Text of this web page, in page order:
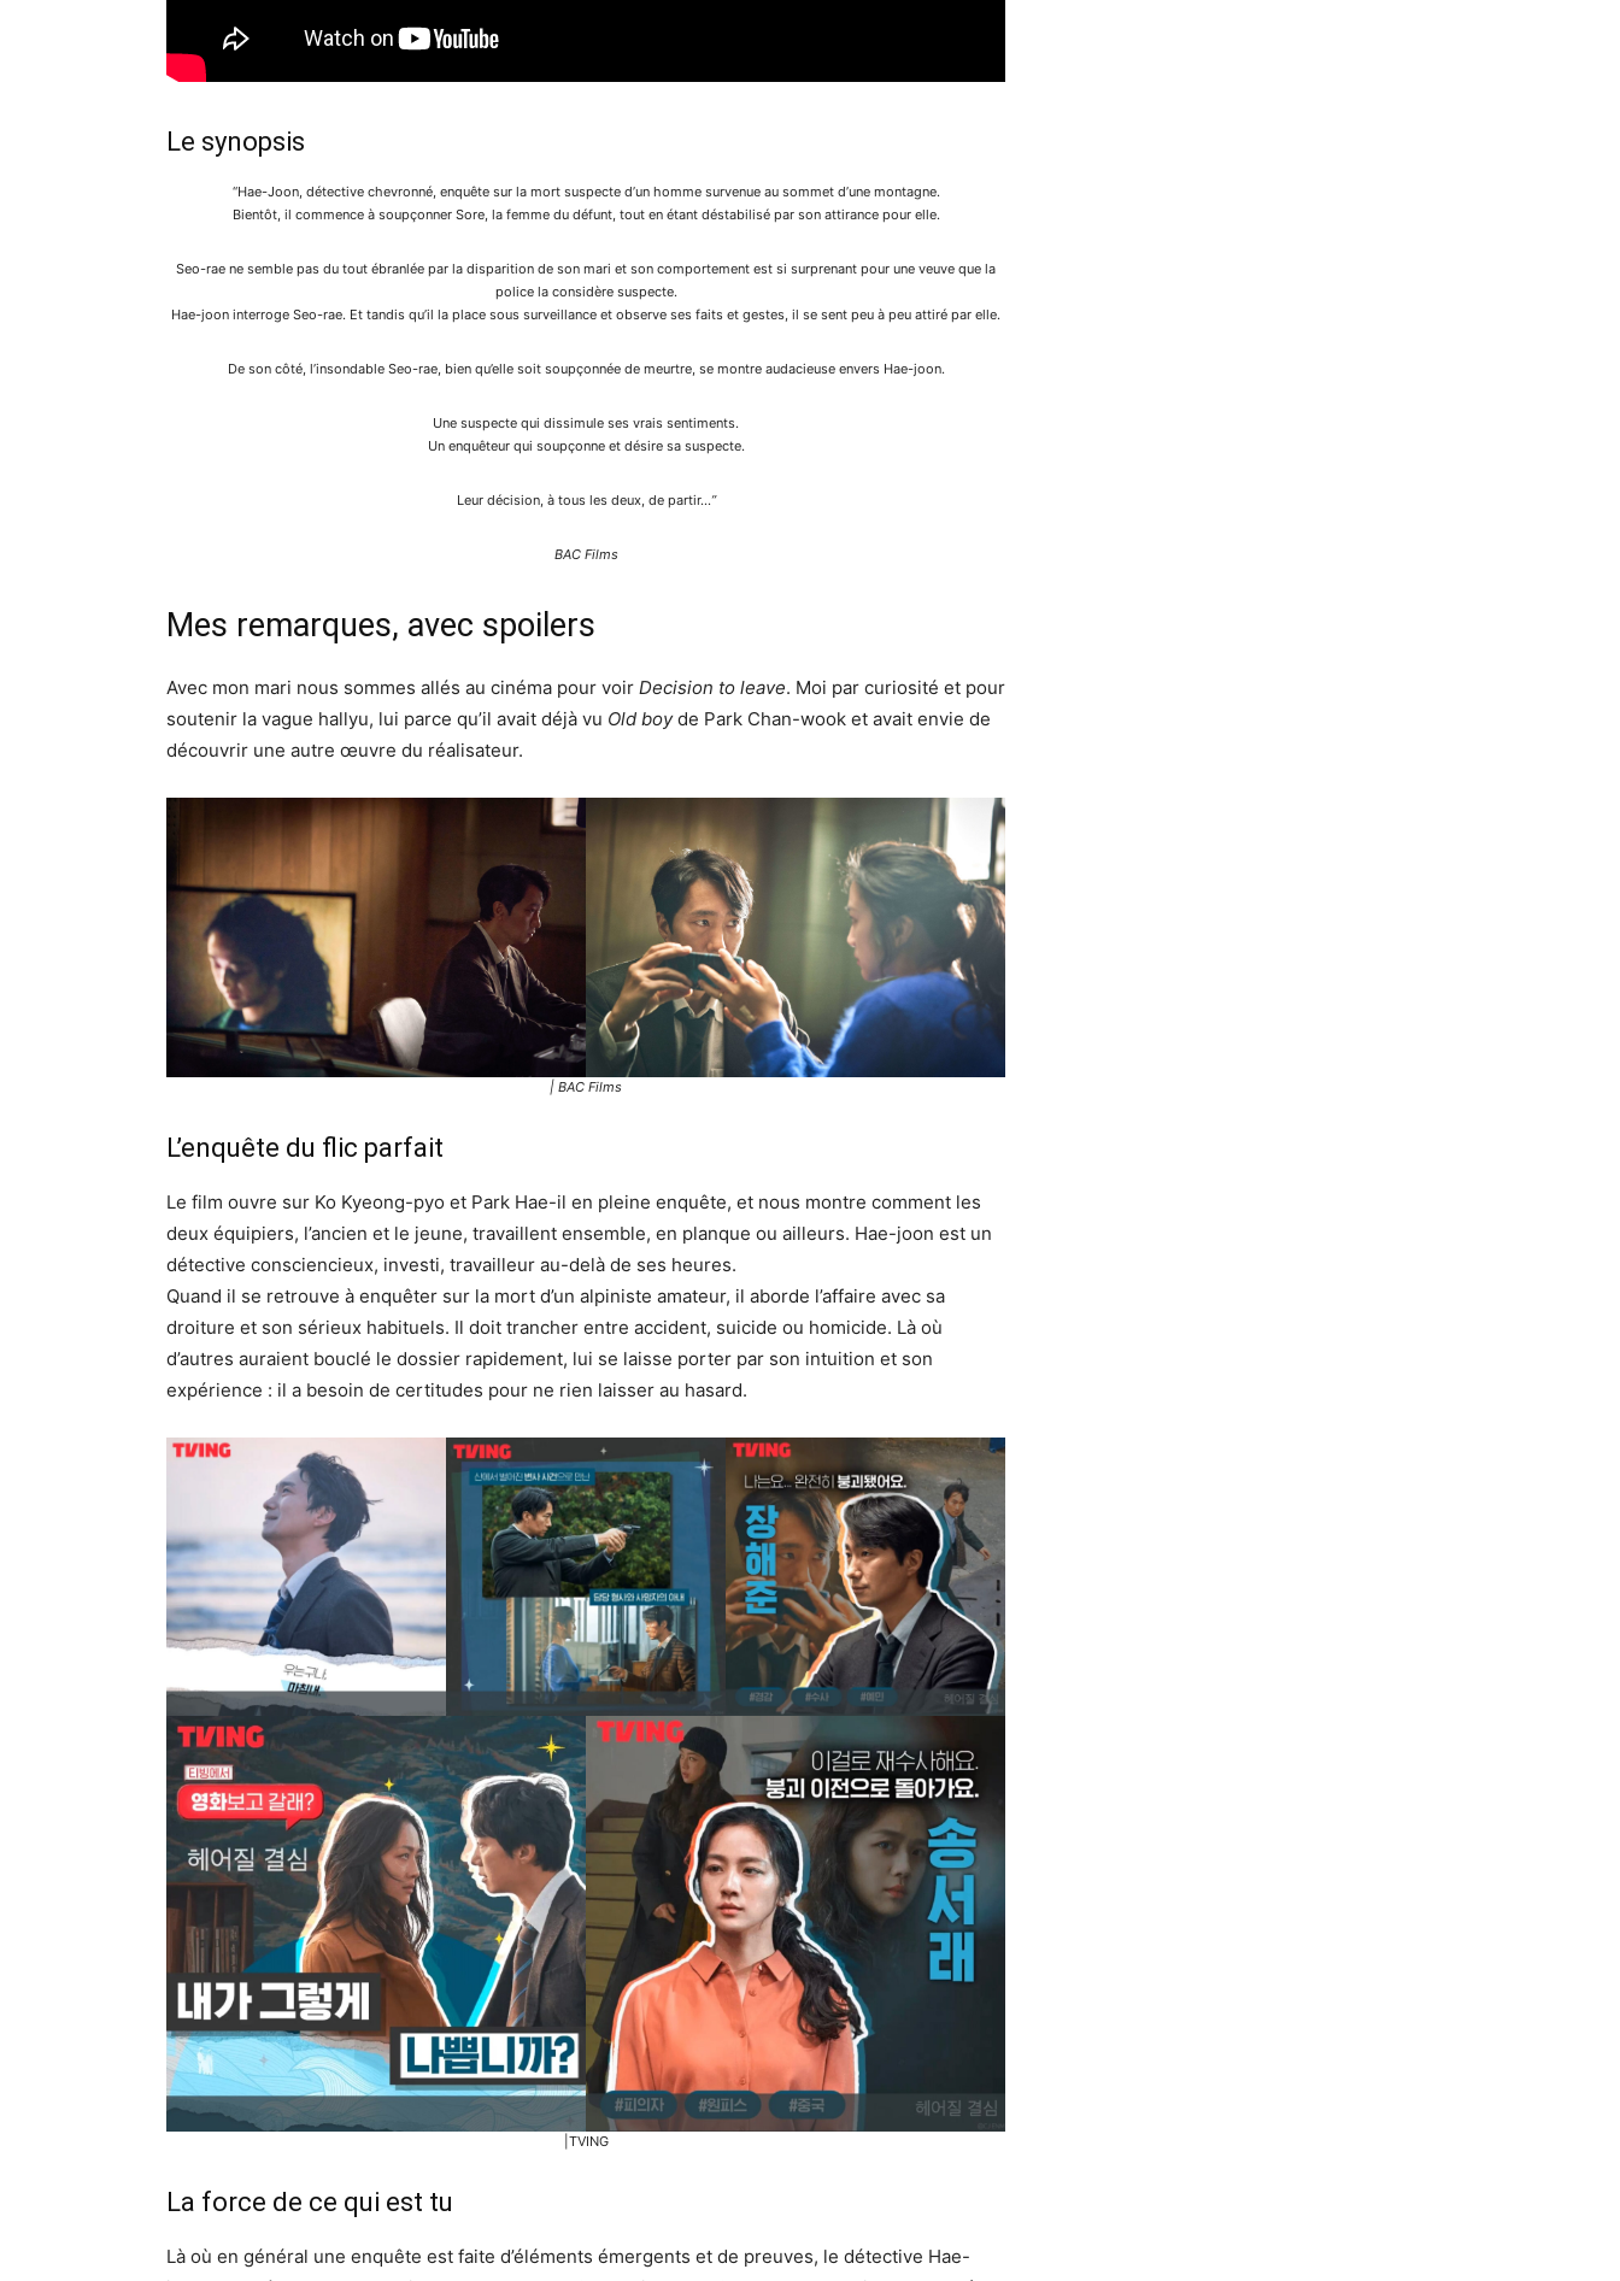
Le synopsis
“Hae-Joon, détective chevronné, enquête sur la mort suspecte d’un homme survenue au sommet d’une montagne.
Bientôt, il commence à soupçonner Sore, la femme du défunt, tout en étant déstabilisé par son attirance pour elle.
Seo-rae ne semble pas du tout ébranlée par la disparition de son mari et son comportement est si surprenant pour une veuve que la
police la considère suspecte.
Hae-joon interroge Seo-rae. Et tandis qu’il la place sous surveillance et observe ses faits et gestes, il se sent peu à peu attiré par elle.
De son côté, l’insondable Seo-rae, bien qu’elle soit soupçonnée de meurtre, se montre audacieuse envers Hae-joon.
Une suspecte qui dissimule ses vrais sentiments.
Un enquêteur qui soupçonne et désire sa suspecte.
Leur décision, à tous les deux, de partir…”
BAC Films
Mes remarques, avec spoilers
Avec mon mari nous sommes allés au cinéma pour voir Decision to leave. Moi par curiosité et pour
soutenir la vague hallyu, lui parce qu’il avait déjà vu Old boyde Park Chan-wook et avait envie de
découvrir une autre œuvre du réalisateur.
| BAC Films
L’enquête du flic parfait
Le film ouvre sur Ko Kyeong-pyo et Park Hae-il en pleine enquête, et nous montre comment les
deux équipiers, l’ancien et le jeune, travaillent ensemble, en planque ou ailleurs. Hae-joon est un
détective consciencieux, investi, travailleur au-delà de ses heures.
Quand il se retrouve à enquêter sur la mort d’un alpiniste amateur, il aborde l’affaire avec sa
droiture et son sérieux habituels. Il doit trancher entre accident, suicide ou homicide. Là où
d’autres auraient bouclé le dossier rapidement, lui se laisse porter par son intuition et son
expérience : il a besoin de certitudes pour ne rien laisser au hasard.
|TVING
La force de ce qui est tu
Là où en général une enquête est faite d’éléments émergents et de preuves, le détective Hae-